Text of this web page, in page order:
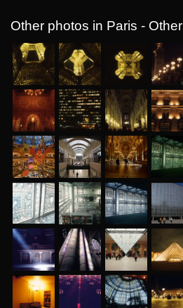
Other photos in Paris - Other